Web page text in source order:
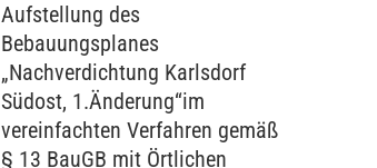
Aufstellung des
Bebauungsplanes
„Nachverdichtung Karlsdorf
Südost, 1.Änderung“im
vereinfachten Verfahren gemäß
§ 13 BauGB mit Örtlichen